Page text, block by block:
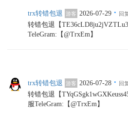
trx转错包退 游客 2026-07-29 · 回
转错包退【
TeleGram:【@TrxEm】
trx转错包退 游客 2026-07-28 · 回
转错包退【
服TeleGram:【@TrxEm】